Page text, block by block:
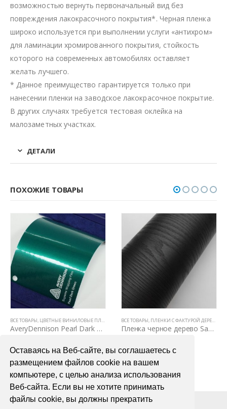
Оставаясь на Веб-сайте, вы соглашаетесь с
размещением файлов cookie на вашем
компьютере, с целью анализа использования
Веб-сайта. Если вы не хотите принимать
файлы cookie, вы должны прекратить
возможностью вернуть первоначальный вид без
повреждения лакокрасочного покрытия*. Черная пленка
широко используется при выполнении услуги «антихром»
для ламинации хромированного покрытия, стойкость
которого на современных автомобилях оставляет
желать лучшего.
* Данное преимущество гарантируется только при
нанесении пленки на заводское лакокрасочное покрытие.
В других случаях требуется тестовая оклейка на
малозаметных участках.
ДЕТАЛИ
ПОХОЖИЕ ТОВАРЫ
ТОВАРЫ,ЦВЕТНЫЕ ВИНИЛОВЫЕ ПЛЕНКИ
ВСЕ ТОВАРЫ, ЦВЕТНЫЕ ВИНИЛОВЫЕ ПЛЕНКИ GLOSS & MATTE & SATIN
AveryDennison Pearl Dark Green (темно-зеленый перламутр)
В КОРЗИНУ
ВСЕ ТОВАРЫ, ПЛЕНКИ С ФАКТУРОЙ ДЕРЕВА И КОЖИ
Пленка черное дерево Samsung Mg 3030
В КОРЗИНУ